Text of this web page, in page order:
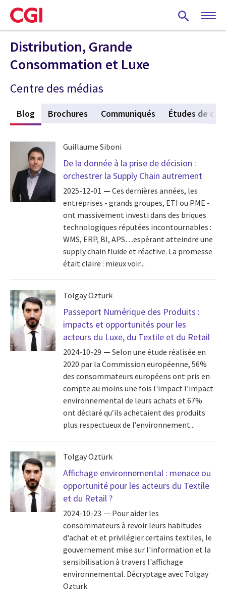
Skip
to
main
content
Distribution, Grande
Consommation et Luxe
Centre des médias
Blog (active tab)
Brochures Communiqués Études de cas
Guillaume Siboni
De la donnée à la prise de décision :
orchestrer la Supply Chain autrement
2025-12-01
Ces dernières années, les
entreprises - grands groupes, ETI ou PME -
ont massivement investi dans des briques
technologiques réputées incontournables :
WMS, ERP, BI, APS…espérant atteindre une
supply chain fluide et réactive. La promesse
était claire : mieux voir...
Tolgay Öztürk
Passeport Numérique des Produits :
impacts et opportunités pour les
acteurs du Luxe, du Textile et du Retail
2024-10-29
Selon une étude réalisée en
2020 par la Commission européenne, 56%
des consommateurs européens ont pris en
compte au moins une fois l'impact l’impact
environnemental de leurs achats et 67%
ont déclaré qu’ils achetaient des produits
plus respectueux de l’environnement...
Tolgay Öztürk
Affichage environnemental : menace ou
opportunité pour les acteurs du Textile
et du Retail ?
2024-10-23
Pour aider les
consommateurs à revoir leurs habitudes
d'achat et et privilégier certains textiles, le
gouvernement mise sur l'information et la
sensibilisation à travers l'affichage
environnemental. Décryptage avec Tolgay
Ozturk